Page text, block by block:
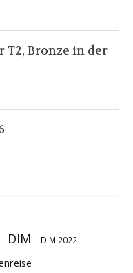
T2, Bronze in der
DIM DIM 2022